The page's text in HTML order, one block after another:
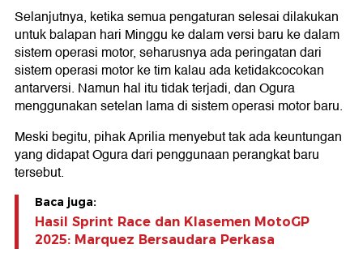
Selanjutnya, ketika semua pengaturan selesai dilakukan
untuk balapan hari Minggu ke dalam versi baru ke dalam
sistem operasi motor, seharusnya ada peringatan dari
sistem operasi motor ke tim kalau ada ketidakcocokan
antarversi. Namun hal itu tidak terjadi, dan Ogura
menggunakan setelan lama di sistem operasi motor baru.
Meski begitu, pihak Aprilia menyebut tak ada keuntungan
yang didapat Ogura dari penggunaan perangkat baru
tersebut.
Baca juga:
Hasil Sprint Race dan Klasemen MotoGP
2025: Marquez Bersaudara Perkasa